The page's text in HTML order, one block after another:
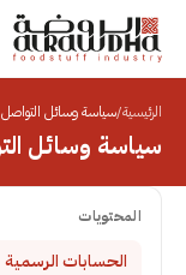
الرئيسية/سياسة وسائل التواصل
سياسة وسائل
المحتويات
الحسابات الرسمية